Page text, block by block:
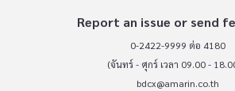
Report an issue or send
0-2422-9999 ต่อ 4180
(จันทร์ - ศุกร์ เวลา 09.00 -
bdcx@amarin.co.th